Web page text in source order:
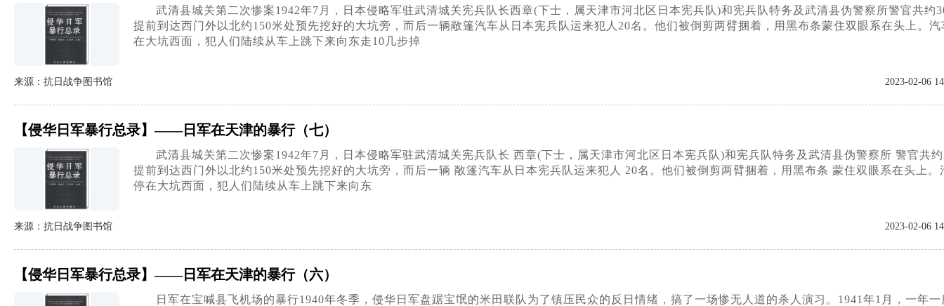
武清县城关第二次惨案1942年7月，日本侵略军驻武清城关宪兵队长西章(下士，属天津市河北区日本宪兵队)和宪兵队特务及武清县伪警察所警官共约
提前到达西门外以北约150米处预先挖好的大坑旁，而后一辆敞篷汽车从日本宪兵队运来犯人20名。他们被倒剪两臂捆着，用黑布条蒙住双眼系在头上。汽
在大坑西面，犯人们陆续从车上跳下来向东走10几步掉
来源：抗日战争图书馆 2023-02-06
【侵华日军暴行总录】——日军在天津的暴行（七）
武清县城关第二次惨案1942年7月，日本侵略军驻武清城关宪兵队长 西章(下士，属天津市河北区日本宪兵队)和宪兵队特务及武清县伪警察所 警官共
提前到达西门外以北约150米处预先挖好的大坑旁，而后一辆 敞篷汽车从日本宪兵队运来犯人 20名。他们被倒剪两臂捆着，用黑布条 蒙住双眼系在头上。
停在大坑西面，犯人们陆续从车上跳下来向东
来源：抗日战争图书馆 2023-02-06
【侵华日军暴行总录】——日军在天津的暴行（六）
日军在宝喊县飞机场的暴行1940年冬季，侵华日军盘踞宝氓的米田联队为了镇压民众的反日情绪，搞了一场惨无人道的杀人演习。1941年1月，一年一